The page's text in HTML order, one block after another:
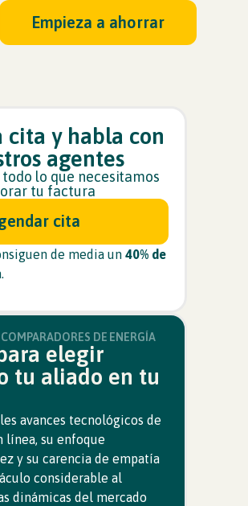
Empieza a ahorrar
cita y habla con
agentes
todo lo que necesitamos
tu factura
cita
de media un 40% de
DE ENERGÍA
elegir
tu aliado en tu
avances tecnológicos de
línea, su enfoque
y su carencia de empatía
considerable al
dinámicas del mercado